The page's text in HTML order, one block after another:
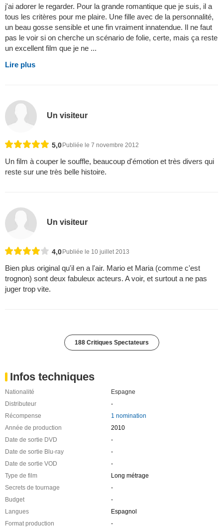
j'ai adorer le regarder. Pour la grande romantique que je suis, il a
tous les critères pour me plaire. Une fille avec de la personnalité,
un beau gosse sensible et une fin vraiment innatendue. Il ne faut
pas le voir si on cherche un scénario de folie, certe, mais ça reste
un excellent film que je ne ...
Lire plus
Un visiteur
5,0Publiée le 7 novembre 2012
Un film à couper le souffle, beaucoup d'émotion et très divers qui
reste sur une très belle histoire.
Un visiteur
4,0 Publiée le 10 juillet 2013
Bien plus original qu'il en a l'air. Mario et Maria (comme c'est
trognon) sont deux fabuleux acteurs. A voir, et surtout a ne pas
juger trop vite.
188 Critiques Spectateurs
Infos techniques
Nationalité
Espagne
Distributeur
-
Récompense
1 nomination
Année de production
2010
Date de sortie DVD
-
Date de sortie Blu-ray
-
Date de sortie VOD
-
Type de film
Long métrage
Secrets de tournage
-
Budget
-
Langues
Espagnol
Format production
-